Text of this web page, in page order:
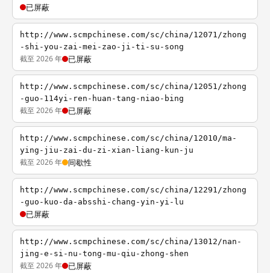
已屏蔽
http://www.scmpchinese.com/sc/china/12071/zhong
-shi-you-zai-mei-zao-ji-ti-su-song
截至 2026 年 已屏蔽
http://www.scmpchinese.com/sc/china/12051/zhong
-guo-114yi-ren-huan-tang-niao-bing
截至 2026 年 已屏蔽
http://www.scmpchinese.com/sc/china/12010/ma-
ying-jiu-zai-du-zi-xian-liang-kun-ju
截至 2026 年 间歇性
http://www.scmpchinese.com/sc/china/12291/zhong
-guo-kuo-da-absshi-chang-yin-yi-lu
已屏蔽
http://www.scmpchinese.com/sc/china/13012/nan-
jing-e-si-nu-tong-mu-qiu-zhong-shen
截至 2026 年 已屏蔽